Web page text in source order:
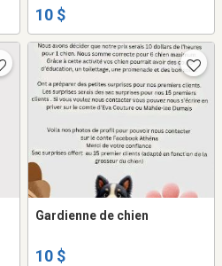
10 $
Gardienne de chien
10 $